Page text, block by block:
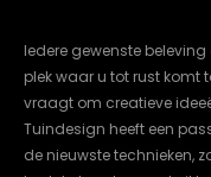
Iedere gewenste
plek waar u tot rust komt
vraagt om creatieve
Tuindesign heeft een
de nieuwste technieken,